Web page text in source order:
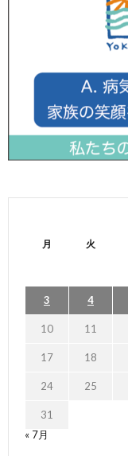
月 火
3 4
10 11
17 18
24 25
31
« 7月